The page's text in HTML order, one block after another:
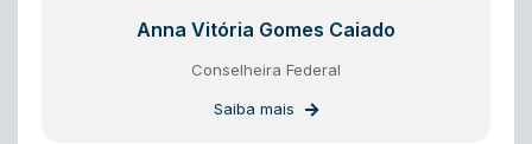
Anna Vitória Gomes Caiado
Conselheira Federal
Saiba mais